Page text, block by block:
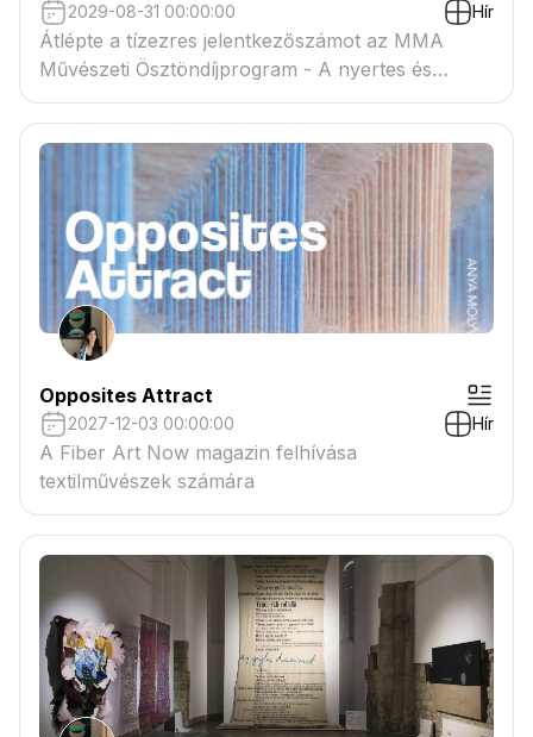
2029-08-31 00:00:00 Hír
Átlépte a tízezres jelentkezőszámot az MMA
Művészeti Ösztöndíjprogram - A nyertes és
tartaléklistás pályázók névsora megtekinthető a
csatolmányban
Opposites Attract
2027-12-03 00:00:00 Hír
A Fiber Art Now magazin felhívása
textilművészek számára